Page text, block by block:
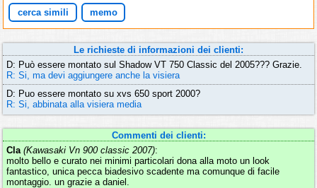
cerca simili memo
Le richieste di informazioni dei clienti:
D: Può essere montato sul Shadow VT 750 Classic del 2005??? Grazie.
R: Si, ma devi aggiungere anche la visiera
D: Puo essere montato su xvs 650 sport 2000?
R: Si, abbinata alla visiera media
Commenti dei clienti:
Cla (Kawasaki Vn 900 classic 2007):
molto bello e curato nei minimi particolari dona alla moto un look
fantastico, unica pecca biadesivo scadente ma comunque di facile
montaggio. un grazie a daniel.